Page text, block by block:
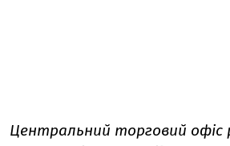
Центральний торговий